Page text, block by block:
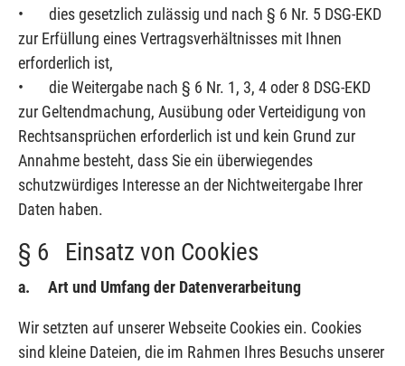
• dies gesetzlich zulässig und nach § 6 Nr. 5 DSG-EKD
zur Erfüllung eines Vertragsverhältnisses mit Ihnen
erforderlich ist,
• die Weitergabe nach § 6 Nr. 1, 3, 4 oder 8 DSG-EKD
zur Geltendmachung, Ausübung oder Verteidigung von
Rechtsansprüchen erforderlich ist und kein Grund zur
Annahme besteht, dass Sie ein überwiegendes
schutzwürdiges Interesse an der Nichtweitergabe Ihrer
Daten haben.
§ 6 Einsatz von Cookies
a. Art und Umfang der Datenverarbeitung
Wir setzten auf unserer Webseite Cookies ein. Cookies
sind kleine Dateien, die im Rahmen Ihres Besuchs unserer